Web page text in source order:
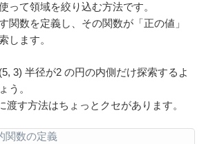
って領域を絞り込む方法です。
関数を定義し、その関数が「正の値」
します。
3) 半径が2 の円の内側だけ探索するよ
う。
渡す方法はちょっとクセがあります。
関数の定義